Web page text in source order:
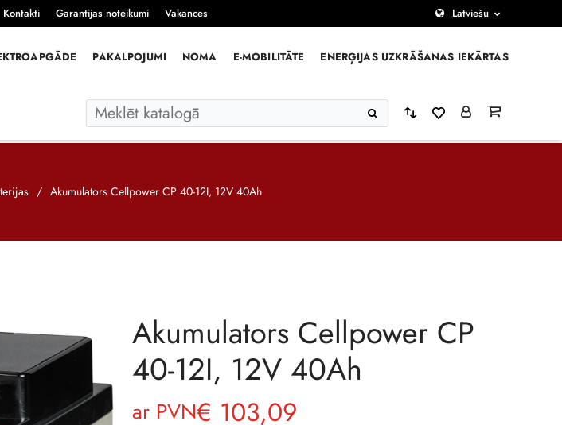
Kontakti Garantijas noteikumi Vakances Latviešu
PAKALPOJUMI NOMA E-MOBILITĀTE ENERĢIJAS UZKRĀŠANAS IEKĀRTAS
/ Akumulators Cellpower CP 40-12I, 12V 40Ah
Akumulators Cellpower CP
40-12I, 12V 40Ah
€ 103,09
ar PVN